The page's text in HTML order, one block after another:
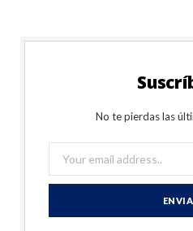
No te pierdas las